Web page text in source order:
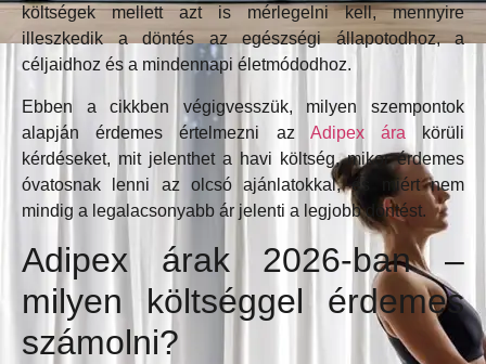
költségek mellett azt is mérlegelni kell, mennyire
illeszkedik a döntés az egészségi állapotodhoz, a
céljaidhoz és a mindennapi életmódodhoz.
Ebben a cikkben végigvesszük, milyen szempontok
alapján érdemes értelmezni az Adipex ára körüli
kérdéseket, mit jelenthet a havi költség, mikor érdemes
óvatosnak lenni az olcsó ajánlatokkal, és miért nem
mindig a legalacsonyabb ár jelenti a legjobb döntést.
Adipex árak 2026-ban –
milyen költséggel érdemes
számolni?